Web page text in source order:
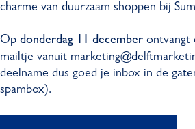
charme van duurzaam shoppen bij
Op donderdag 11 december ontvangt
mailtje vanuit
deelname dus goed je inbox in de
spambox).